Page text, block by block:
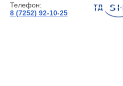
Телефон:
8 (7252) 92-10-25